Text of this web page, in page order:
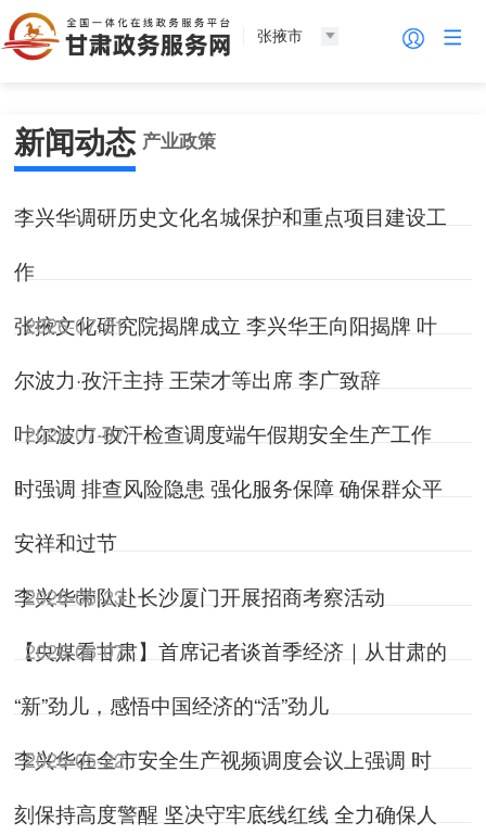
张掖市
新闻动态 产业政策
李兴华调研历史文化名城保护和重点项目建设工
作
2026-07-21
张掖文化研究院揭牌成立 李兴华王向阳揭牌 叶
尔波力·孜汗主持 王荣才等出席 李广致辞
2026-07-07
叶尔波力·孜汗检查调度端午假期安全生产工作
时强调 排查风险隐患 强化服务保障 确保群众平
安祥和过节
2026-06-23
李兴华带队赴长沙厦门开展招商考察活动
2026-06-07
【央媒看甘肃】首席记者谈首季经济｜从甘肃的
“新”劲儿，感悟中国经济的“活”劲儿
2026-05-22
李兴华在全市安全生产视频调度会议上强调 时
刻保持高度警醒 坚决守牢底线红线 全力确保人